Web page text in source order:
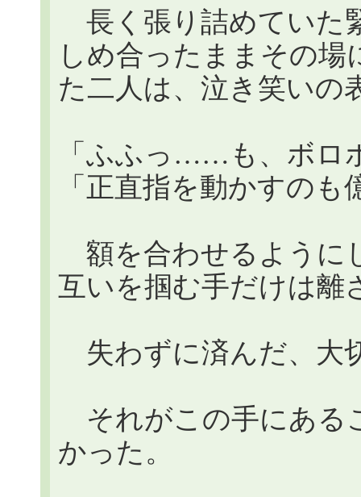
長く張り詰めていた
しめ合ったままその
た二人は、泣き笑いの
「ふふっ……も、ボ
「正直指を動かすの
額を合わせるように
互いを掴む手だけは離
失わずに済んだ、大
それがこの手にある
かった。